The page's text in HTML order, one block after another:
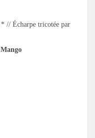
* // Écharpe tricotée par
Mango